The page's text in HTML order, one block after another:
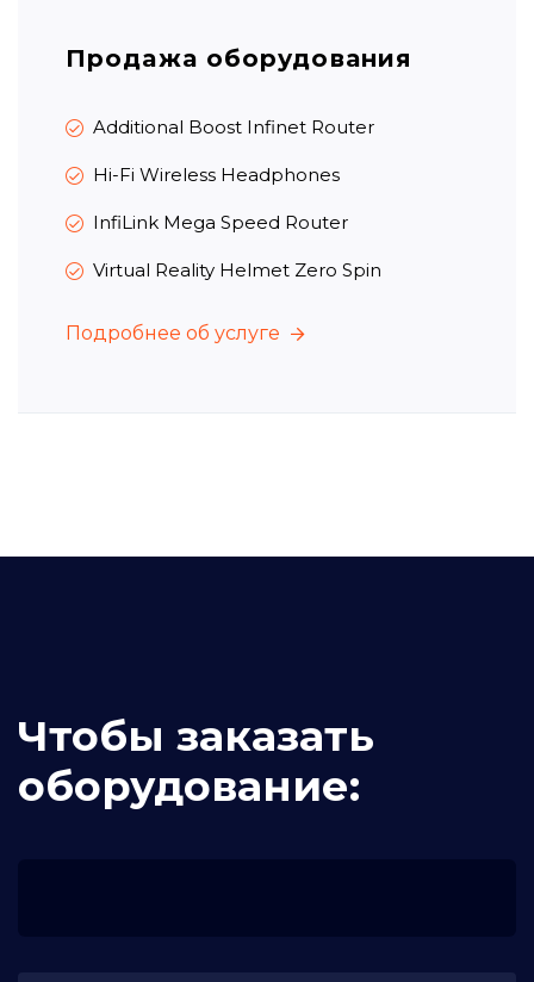
Продажа оборудования
Additional Boost Infinet Router
Hi-Fi Wireless Headphones
InfiLink Mega Speed Router
Virtual Reality Helmet Zero Spin
Подробнее об услуге
Чтобы заказать
оборудование: